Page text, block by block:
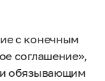
с конечным
соглашение»,
обязывающим